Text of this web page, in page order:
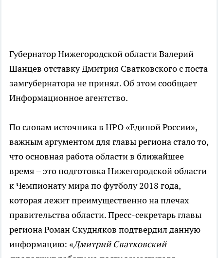
Губернатор Нижегородской области Валерий
Шанцев отставку Дмитрия Сватковского с поста
замгубернатора не принял. Об этом сообщает
Информационное агентство.
По словам источника в НРО «Единой России»,
важным аргументом для главы региона стало то,
что основная работа области в ближайшее
время – это подготовка Нижегородской области
к Чемпионату мира по футболу 2018 года,
которая лежит преимущественно на плечах
правительства области. Пресс-секретарь главы
региона Роман Скудняков подтвердил данную
информацию: «Дмитрий Сватковский